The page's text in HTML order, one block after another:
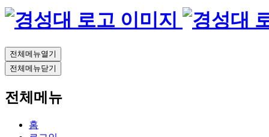
전체메뉴열기
전체메뉴닫기
전체메뉴
홈